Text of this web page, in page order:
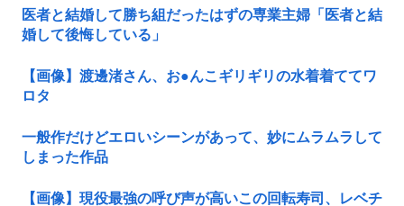
医者と結婚して勝ち組だったはずの専業主婦「医者と結
婚して後悔している」
【画像】渡邊渚さん、お●んこギリギリの水着着ててワ
ロタ
一般作だけどエロいシーンがあって、妙にムラムラして
しまった作品
【画像】現役最強の呼び声が高いこの回転寿司、レベチ